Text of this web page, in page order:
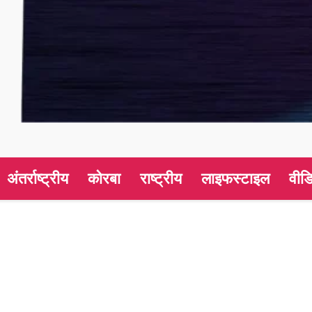
अंतर्राष्ट्रीय कोरबा राष्ट्रीय लाइफस्टाइल